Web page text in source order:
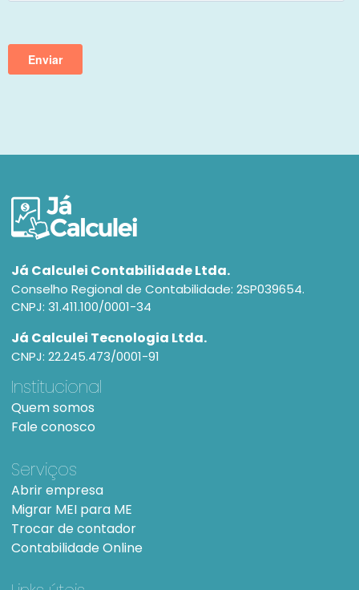
Já Calculei Contabilidade Ltda.
Conselho Regional de Contabilidade: 2SP039654.
CNPJ: 31.411.100/0001-34
Já Calculei Tecnologia Ltda.
CNPJ: 22.245.473/0001-91
Institucional
Quem somos
Fale conosco
Serviços
Abrir empresa
Migrar MEI para ME
Trocar de contador
Contabilidade Online